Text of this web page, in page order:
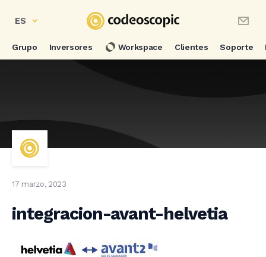
ES
Grupo Inversores Workspace Clientes Soporte
17 marzo, 2023
integracion-avant-helvetia